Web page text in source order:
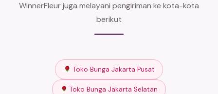
WinnerFleur juga melayani pengiriman ke kota-kota
berikut
Toko Bunga Jakarta Pusat
Toko Bunga Jakarta Selatan